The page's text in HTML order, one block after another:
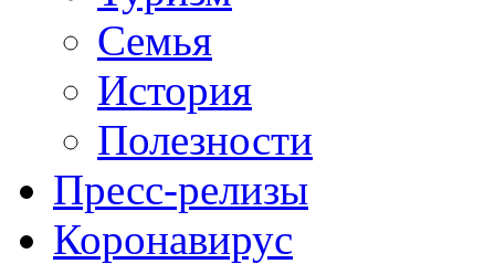
Семья
История
Полезности
Пресс-релизы
Коронавирус